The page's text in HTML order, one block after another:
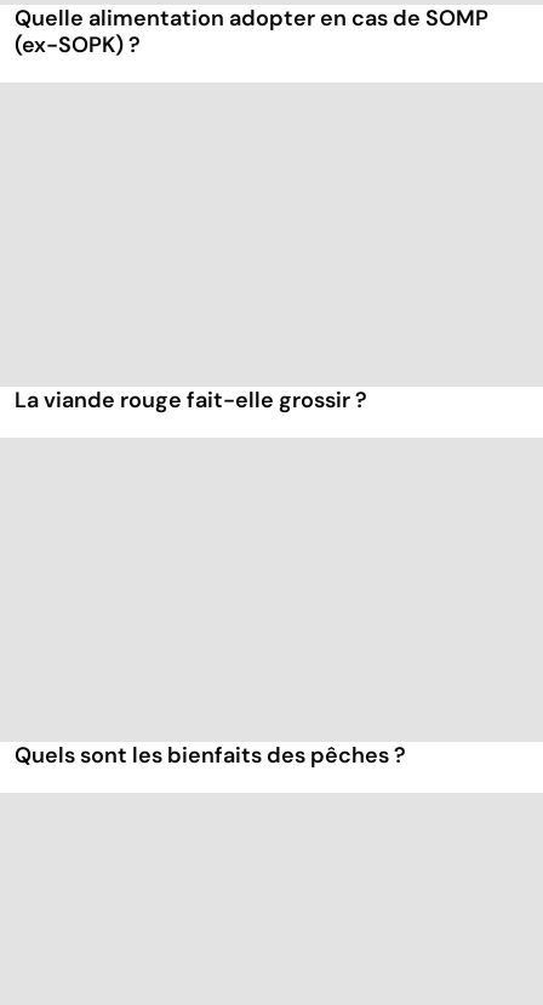
Quelle alimentation adopter en cas de SOMP
(ex-SOPK) ?
La viande rouge fait-elle grossir ?
Quels sont les bienfaits des pêches ?